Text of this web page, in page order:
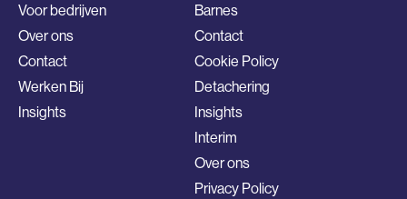
Voor bedrijven
Over ons
Contact
Werken Bij
Insights
Barnes
Contact
Cookie Policy
Detachering
Insights
Interim
Over ons
Privacy Policy